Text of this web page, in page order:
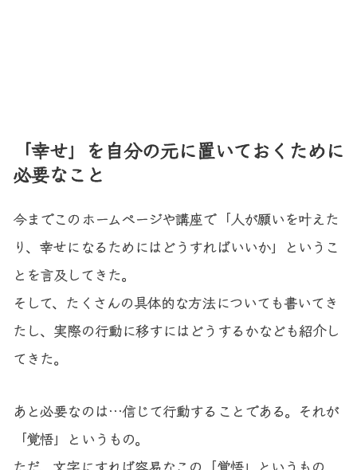
「幸せ」を自分の元に置いておくために
必要なこと
今までこのホームページや講座で「人が願いを叶えた
り、幸せになるためにはどうすればいいか」というこ
とを言及してきた。
そして、たくさんの具体的な方法についても書いてき
たし、実際の行動に移すにはどうするかなども紹介し
てきた。
あと必要なのは…信じて行動することである。それが
「覚悟」というもの。